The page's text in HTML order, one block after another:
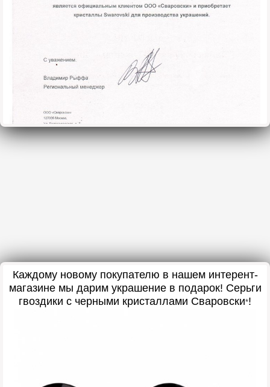
Каждому новому покупателю в нашем интерент-
магазине мы дарим украшение в подарок! Серьги
гвоздики с черными кристаллами Сваровски*!